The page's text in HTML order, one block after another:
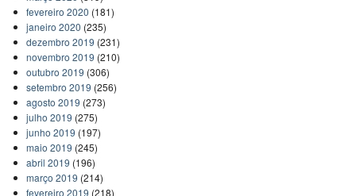
fevereiro 2020 (181)
janeiro 2020 (235)
dezembro 2019 (231)
novembro 2019 (210)
outubro 2019 (306)
setembro 2019 (256)
agosto 2019 (273)
julho 2019 (275)
junho 2019 (197)
maio 2019 (245)
abril 2019 (196)
março 2019 (214)
fevereiro 2019 (218)